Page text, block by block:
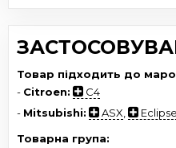
Товар підходить до
- Citroen:
C4
- Mitsubishi: ASX
Товарна група: